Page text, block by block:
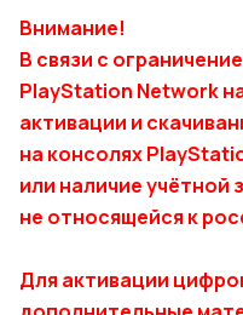
Внимание!
В связи с
PlayStation Network
активации и
на консолях
или наличие учётной
не относящейся к
Для активации